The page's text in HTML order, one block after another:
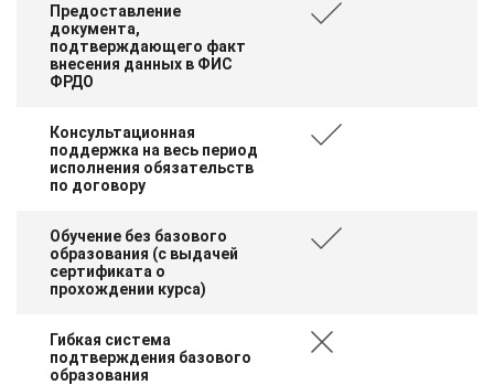
Предоставление
документа,
подтверждающего факт
внесения данных в ФИС
ФРДО
Консультационная
поддержка на весь период
исполнения обязательств
по договору
Обучение без базового
образования (с выдачей
сертификата о
прохождении курса)
Гибкая система
подтверждения базового
образования